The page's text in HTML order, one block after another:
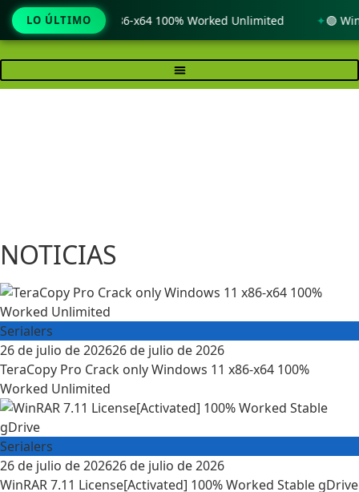
Ir
contenido
NOTICIAS
Serialers
Posted
on
26 de julio de 202626 de julio de 2026
TeraCopy Pro Crack only Windows 11 x86-x64 100%
Worked Unlimited
Serialers
Posted
on
26 de julio de 202626 de julio de 2026
WinRAR 7.11 License[Activated] 100% Worked Stable gDrive
LO ÚLTIMO
11 x86-x64 100% Worked Unlimited 🟢 WinRAR